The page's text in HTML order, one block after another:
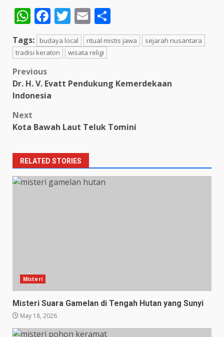
WhatsApp
Facebook
Twitter
Email
Tags: budaya local ritual mistis jawa
sejarah nusantara
tradisi keraton
wisata religi
Post
navigation
Previous
Dr. H. V. Evatt Pendukung Kemerdekaan
Indonesia
Next
Kota Bawah Laut Teluk Tomini
RELATED STORIES
Misteri
Misteri Suara Gamelan di Tengah Hutan yang Sunyi
May 18, 2026